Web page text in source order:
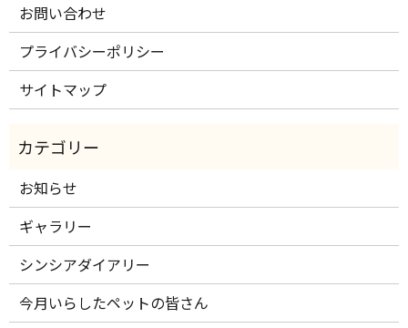
お問い合わせ
プライバシーポリシー
サイトマップ
お知らせ
ギャラリー
シンシアダイアリー
今月いらしたペットの皆さん